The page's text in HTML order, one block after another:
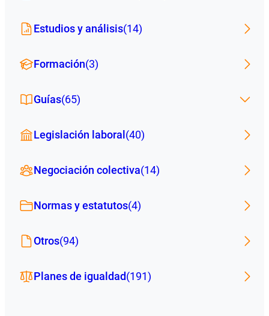
Estudios y análisis(14)
Formación(3)
Guías(65)
Legislación laboral (40)
Negociación colectiva(14)
Normas y estatutos(4)
Otros(94)
Planes de igualdad(191)